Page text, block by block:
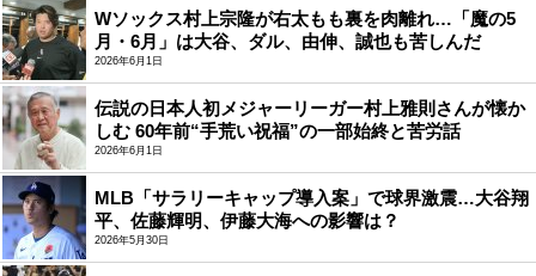
Wソックス村上宗隆が右太もも裏を肉離れ…「魔の5
月・6月」は大谷、ダル、由伸、誠也も苦しんだ
2026年6月1日
伝説の日本人初メジャーリーガー村上雅則さんが懐か
しむ 60年前“手荒い祝福”の一部始終と苦労話
2026年6月1日
MLB「サラリーキャップ導入案」で球界激震…大谷翔
平、佐藤輝明、伊藤大海への影響は？
2026年5月30日